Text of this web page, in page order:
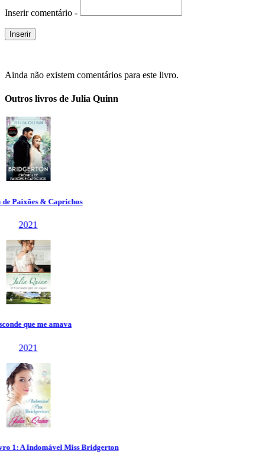
Inserir comentário -
Ainda não existem comentários para este livro.
Outros livros de Julia Quinn